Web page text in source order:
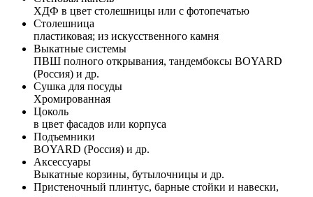
ХДФ в цвет столешницы или с фотопечатью
Столешница
пластиковая; из искусственного камня
Выкатные системы
ПВШ полного открывания, тандембоксы BOYARD
(Россия) и др.
Сушка для посуды
Хромированная
Цоколь
в цвет фасадов или корпуса
Подъемники
BOYARD (Россия) и др.
Аксессуары
Выкатные корзины, бутылочницы и др.
Пристеночный плинтус, барные стойки и навески,